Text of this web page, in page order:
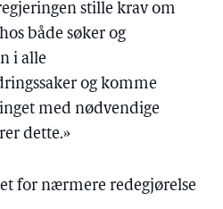
stille krav om
både søker og
i alle
og komme
med nødvendige
dette.»
for nærmere redegjørelse